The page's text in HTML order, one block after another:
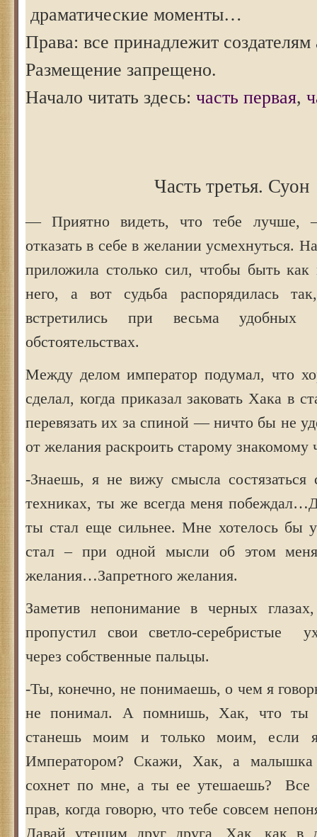
драматические моменты…
Права: все принадлежит
Размещение запрещено.
Начало читать здесь: часть первая,
Часть третья. Суон
— Приятно видеть, что тебе
отказать в себе в желании усмехнуться.
приложила столько сил, чтобы быть
него, а вот судьба распорядилась
встретились при весьма удобных
обстоятельствах.
Между делом император подумал, что
сделал, когда приказал заковать Хака в
перевязать их за спиной — ничто бы не
от желания раскроить старому знакомому
-Знаешь, я не вижу смысла состязаться
техниках, ты же всегда меня
ты стал еще сильнее. Мне хотелось бы
стал – при одной мысли об этом
желания…Запретного желания.
Заметив непонимание в черных
пропустил свои светло-серебристые
через собственные пальцы.
-Ты, конечно, не понимаешь, о чем я
не понимал. А помнишь, Хак, что ты
станешь моим и только моим, если
Императором? Скажи, Хак, а
сохнет по мне, а ты ее утешаешь? Все
прав, когда говорю, что тебе совсем
Давай утешим друг друга, Хак, как в